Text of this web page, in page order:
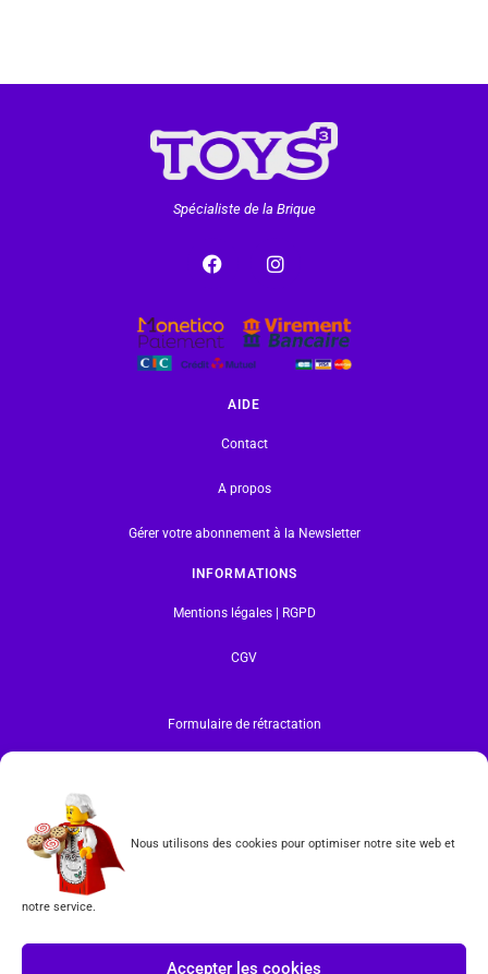
Nous utilisons des cookies pour optimiser notre site web et
notre service.
Accepter les cookies
Spécialiste de la Brique
AIDE
Contact
A propos
Gérer votre abonnement à la Newsletter
INFORMATIONS
Mentions légales | RGPD
CGV
Formulaire de rétractation
en restent les propriétaires. Tous droits réservés.
INSCRIPTION À LA NEWSLETTER